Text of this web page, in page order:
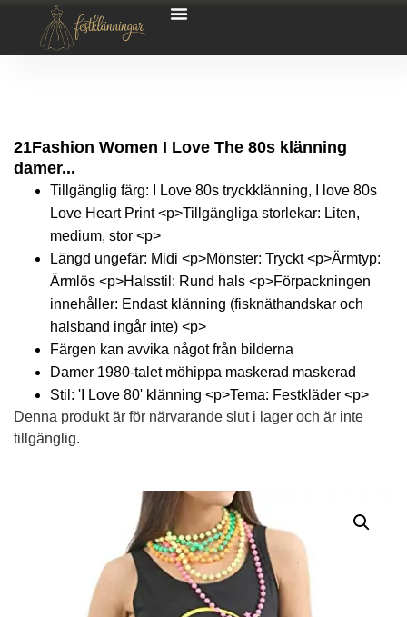
21Fashion Women I Love The 80s klänning
damer...
Tillgänglig färg: I Love 80s tryckklänning, I love 80s
Love Heart Print <p>Tillgängliga storlekar: Liten,
medium, stor <p>
Längd ungefär: Midi <p>Mönster: Tryckt <p>Ärmtyp:
Ärmlös <p>Halsstil: Rund hals <p>Förpackningen
innehåller: Endast klänning (fisknäthandskar och
halsband ingår inte) <p>
Färgen kan avvika något från bilderna
Damer 1980-talet möhippa maskerad maskerad
Stil: 'I Love 80' klänning <p>Tema: Festkläder <p>
Denna produkt är för närvarande slut i lager och är inte
tillgänglig.